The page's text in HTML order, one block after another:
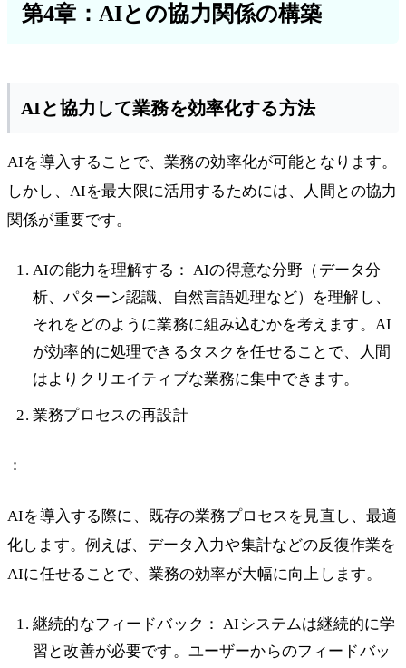
第4章：AIとの協力関係の構築
AIと協力して業務を効率化する方法
AIを導入することで、業務の効率化が可能となります。
しかし、AIを最大限に活用するためには、人間との協力
関係が重要です。
AIの能力を理解する： AIの得意な分野（データ分
析、パターン認識、自然言語処理など）を理解し、
それをどのように業務に組み込むかを考えます。AI
が効率的に処理できるタスクを任せることで、人間
はよりクリエイティブな業務に集中できます。
業務プロセスの再設計
：
AIを導入する際に、既存の業務プロセスを見直し、最適
化します。例えば、データ入力や集計などの反復作業を
AIに任せることで、業務の効率が大幅に向上します。
継続的なフィードバック： AIシステムは継続的に学
習と改善が必要です。ユーザーからのフィードバッ